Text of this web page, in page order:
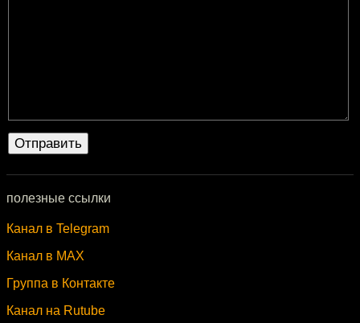
полезные ссылки
Канал в Telegram
Канал в MAX
Группа в Контакте
Канал на Rutube